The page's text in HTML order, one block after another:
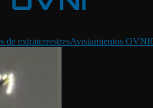
de extraterrestresAvistamientos OVNI